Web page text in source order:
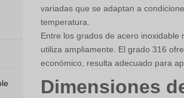
variadas que se adaptan a
temperatura.
Entre los grados de acero
utiliza ampliamente. El grado 316
económico, resulta adecuado para
Dimensiones